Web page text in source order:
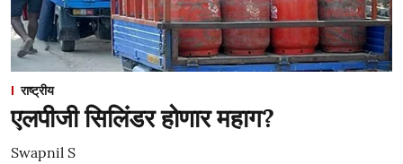
राष्ट्रीय
एलपीजी सिलिंडर होणार महाग?
Swapnil S